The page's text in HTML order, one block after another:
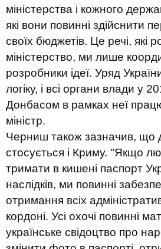
міністерства і кожного
які вони повинні здійснити
своїх бюджетів. Це речі, які
міністерство, ми лише
розробники ідеї. Уряд
логіку, і всі органи влади у
Донбасом в рамках неї
міністр.
Черниш також зазначив, що
стосується і Криму. "Якщо
тримати в кишені паспорт
наслідків, ми повинні
отримання всіх
кордоні. Усі охочі повинні
українське свідоцтво про